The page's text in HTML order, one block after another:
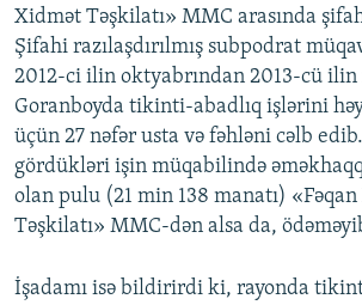
Xidmət Təşkilatı» MMC arasında
Şifahi razılaşdırılmış subpodrat
2012-ci ilin oktyabrından 2013-cü ilin
Goranboyda tikinti-abadlıq işlərini
üçün 27 nəfər usta və fəhləni cəlb
gördükləri işin müqabilində
olan pulu (21 min 138 manatı)
Təşkilatı» MMC-dən alsa da,
İşadamı isə bildirirdi ki, rayonda